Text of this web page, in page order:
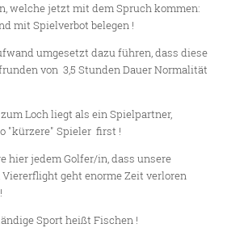
welche jetzt mit dem Spruch kommen:
mit Spielverbot belegen !
umgesetzt dazu führen, dass diese
von 3,5 Stunden Dauer Normalität
Loch liegt als ein Spielpartner,
"kürzere" Spieler first !
hier jedem Golfer/in, dass unsere
geht enorme Zeit verloren
Sport heißt Fischen !